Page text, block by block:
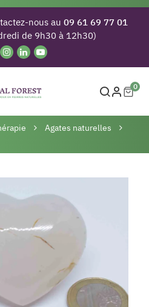
nous au 09 61 69 77 01
de 9h30 à 12h30)
0
Agates naturelles